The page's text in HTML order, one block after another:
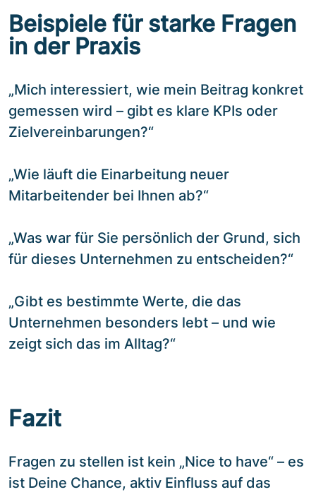
Beispiele für starke Fragen
in der Praxis
„Mich interessiert, wie mein Beitrag konkret
gemessen wird – gibt es klare KPIs oder
Zielvereinbarungen?“
„Wie läuft die Einarbeitung neuer
Mitarbeitender bei Ihnen ab?“
„Was war für Sie persönlich der Grund, sich
für dieses Unternehmen zu entscheiden?“
„Gibt es bestimmte Werte, die das
Unternehmen besonders lebt – und wie
zeigt sich das im Alltag?“
Fazit
Fragen zu stellen ist kein „Nice to have“ – es
ist Deine Chance, aktiv Einfluss auf das